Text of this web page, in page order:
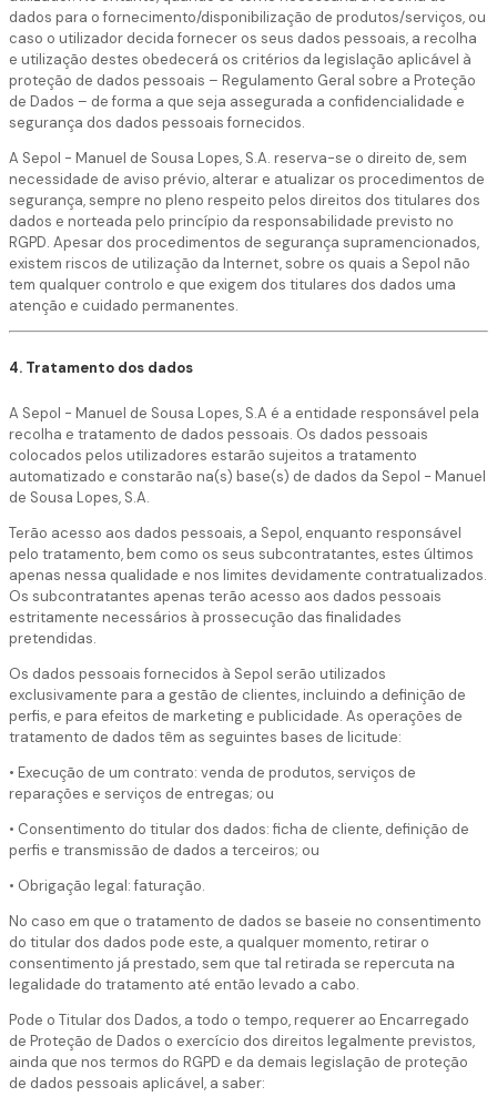
dados para o fornecimento/disponibilização de produtos/serviços, ou
caso o utilizador decida fornecer os seus dados pessoais, a recolha
e utilização destes obedecerá os critérios da legislação aplicável à
proteção de dados pessoais – Regulamento Geral sobre a Proteção
de Dados – de forma a que seja assegurada a confidencialidade e
segurança dos dados pessoais fornecidos.
A Sepol - Manuel de Sousa Lopes, S.A. reserva-se o direito de, sem
necessidade de aviso prévio, alterar e atualizar os procedimentos de
segurança, sempre no pleno respeito pelos direitos dos titulares dos
dados e norteada pelo princípio da responsabilidade previsto no
RGPD. Apesar dos procedimentos de segurança supramencionados,
existem riscos de utilização da Internet, sobre os quais a Sepol não
tem qualquer controlo e que exigem dos titulares dos dados uma
atenção e cuidado permanentes.
4. Tratamento dos dados
A Sepol - Manuel de Sousa Lopes, S.A é a entidade responsável pela
recolha e tratamento de dados pessoais. Os dados pessoais
colocados pelos utilizadores estarão sujeitos a tratamento
automatizado e constarão na(s) base(s) de dados da Sepol - Manuel
de Sousa Lopes, S.A.
Terão acesso aos dados pessoais, a Sepol, enquanto responsável
pelo tratamento, bem como os seus subcontratantes, estes últimos
apenas nessa qualidade e nos limites devidamente contratualizados.
Os subcontratantes apenas terão acesso aos dados pessoais
estritamente necessários à prossecução das finalidades
pretendidas.
Os dados pessoais fornecidos à Sepol serão utilizados
exclusivamente para a gestão de clientes, incluindo a definição de
perfis, e para efeitos de marketing e publicidade. As operações de
tratamento de dados têm as seguintes bases de licitude:
• Execução de um contrato: venda de produtos, serviços de
reparações e serviços de entregas; ou
• Consentimento do titular dos dados: ficha de cliente, definição de
perfis e transmissão de dados a terceiros; ou
• Obrigação legal: faturação.
No caso em que o tratamento de dados se baseie no consentimento
do titular dos dados pode este, a qualquer momento, retirar o
consentimento já prestado, sem que tal retirada se repercuta na
legalidade do tratamento até então levado a cabo.
Pode o Titular dos Dados, a todo o tempo, requerer ao Encarregado
de Proteção de Dados o exercício dos direitos legalmente previstos,
ainda que nos termos do RGPD e da demais legislação de proteção
de dados pessoais aplicável, a saber: